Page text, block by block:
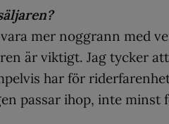
mer noggrann med
är viktigt. Jag tycker
har för
passar ihop, inte minst